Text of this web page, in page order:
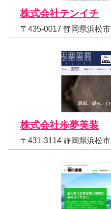
株式会社テンイチ
〒435-0017 静岡県浜松
株式会社歩夢美装
〒431-3114 静岡県浜松